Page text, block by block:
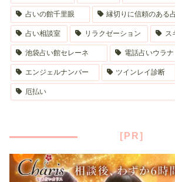
占いの館千里眼 縁切りに信頼のある
占い相談室 リラクゼーション ス
池袋占い館セレーネ 電話占いウラナ
エンジェルナンバー ツインレイ診断
厄払い
[PR]